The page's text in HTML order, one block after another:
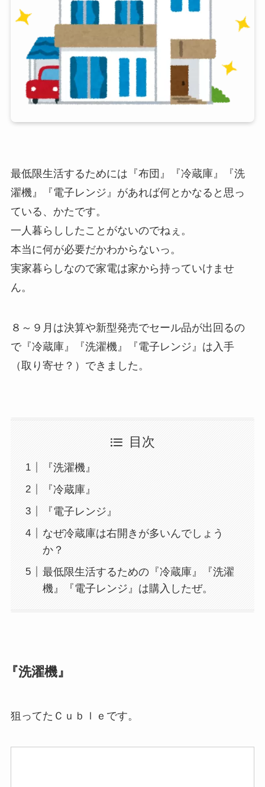
最低限生活するためには『布団』『冷蔵庫』『洗
濯機』『電子レンジ』があれば何とかなると思っ
ている、かたです。
一人暮らししたことがないのでねぇ。
本当に何が必要だかわからないっ。
実家暮らしなので家電は家から持っていけませ
ん。
８～９月は決算や新型発売でセール品が出回るの
で『冷蔵庫』『洗濯機』『電子レンジ』は入手
（取り寄せ？）できました。
目次
『洗濯機』
『冷蔵庫』
『電子レンジ』
なぜ冷蔵庫は右開きが多いんでしょう
か？
最低限生活するための『冷蔵庫』『洗濯
機』『電子レンジ』は購入したぜ。
『洗濯機』
狙ってたＣｕｂｌｅです。